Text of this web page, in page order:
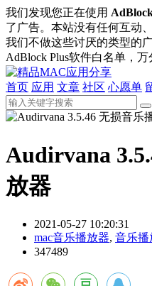
我们发现您正在使用
了广告。本站没有任何互动
我们不做这些讨厌的类型的
AdBlock Plus软件白名单，万
首页 应用 文章 社区 心愿单
Audirvana
放器
2021-05-27 10:20:31
mac音乐播放器, 音乐播
347489